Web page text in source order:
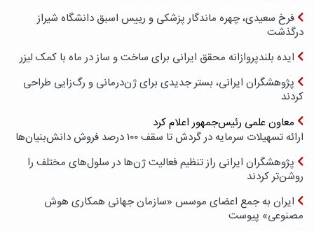
فرخ سعیدی، چهره ماندگار پزشکی و رییس اسبق دانشگاه شیراز
درگذشت
ایده بلندپروازانه محقق ایرانی برای ساخت و ساز در ماه با کمک لیزر
پژوهشگران ایرانی، بستر جدیدی برای ژن‌درمانی و رگ‌زایی طراحی
کردند
معاون علمی رئیس‌جمهور اعلام کرد
ارائه تسهیلات سرمایه در گردش تا سقف ۱۰۰ درصد فروش دانش‌بنیان‌ها
پژوهشگران ایرانی راز تنظیم فعالیت ژن‌ها در سلول‌های مختلف را
روشن‌تر کردند
ایران به جمع اعضای موسس «سازمان جهانی همکاری هوش
مصنوعی» پیوست